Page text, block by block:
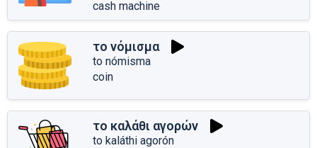
cash machine
το νόμισμα
to nómisma
coin
το καλάθι αγορών
to kaláthi agorón